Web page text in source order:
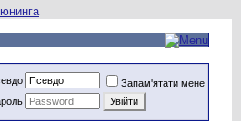
Запам'ятати мене